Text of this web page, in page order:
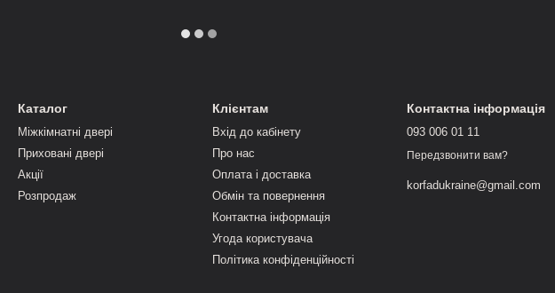
Каталог
Міжкімнатні двері
Приховані двері
Акції
Розпродаж
Клієнтам
Вхід до кабінету
Про нас
Оплата і доставка
Обмін та повернення
Контактна інформація
Угода користувача
Політика конфіденційності
Контактна інформація
093 006 01 11
Передзвонити вам?
korfadukraine@gmail.com